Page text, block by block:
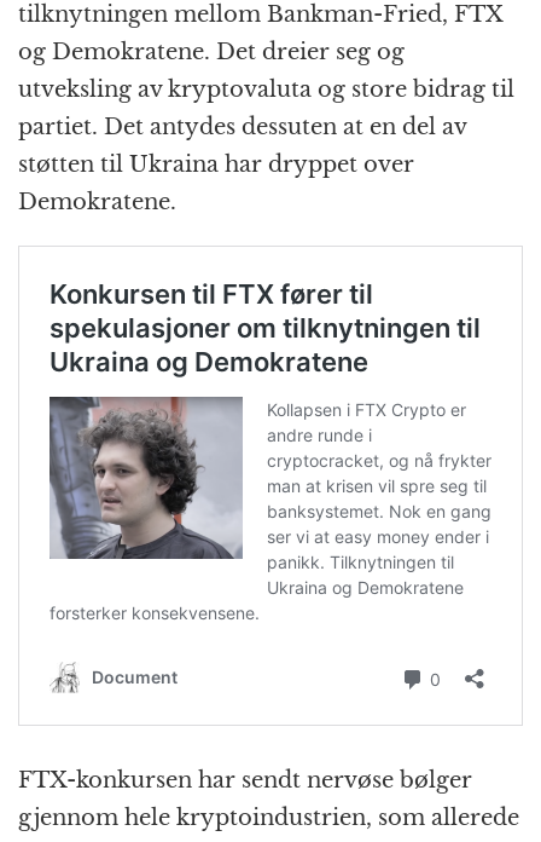
tilknytningen mellom Bankman-Fried, FTX
og Demokratene. Det dreier seg og
utveksling av kryptovaluta og store bidrag til
partiet. Det antydes dessuten at en del av
støtten til Ukraina har dryppet over
Demokratene.
FTX-konkursen har sendt nervøse bølger
gjennom hele kryptoindustrien, som allerede